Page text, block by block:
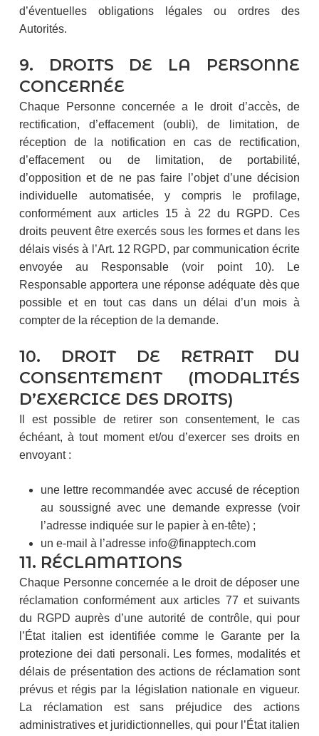
d’éventuelles obligations légales ou ordres des
Autorités.
9. DROITS DE LA PERSONNE
CONCERNÉE
Chaque Personne concernée a le droit d’accès, de
rectification, d’effacement (oubli), de limitation, de
réception de la notification en cas de rectification,
d’effacement ou de limitation, de portabilité,
d’opposition et de ne pas faire l’objet d’une décision
individuelle automatisée, y compris le profilage,
conformément aux articles 15 à 22 du RGPD. Ces
droits peuvent être exercés sous les formes et dans les
délais visés à l’Art. 12 RGPD, par communication écrite
envoyée au Responsable (voir point 10). Le
Responsable apportera une réponse adéquate dès que
possible et en tout cas dans un délai d’un mois à
compter de la réception de la demande.
10. DROIT DE RETRAIT DU
CONSENTEMENT (MODALITÉS
D’EXERCICE DES DROITS)
Il est possible de retirer son consentement, le cas
échéant, à tout moment et/ou d’exercer ses droits en
envoyant :
une lettre recommandée avec accusé de réception
au soussigné avec une demande expresse (voir
l’adresse indiquée sur le papier à en-tête) ;
un e-mail à l’adresse info@finapptech.com
11. RÉCLAMATIONS
Chaque Personne concernée a le droit de déposer une
réclamation conformément aux articles 77 et suivants
du RGPD auprès d’une autorité de contrôle, qui pour
l’État italien est identifiée comme le Garante per la
protezione dei dati personali. Les formes, modalités et
délais de présentation des actions de réclamation sont
prévus et régis par la législation nationale en vigueur.
La réclamation est sans préjudice des actions
administratives et juridictionnelles, qui pour l’État italien